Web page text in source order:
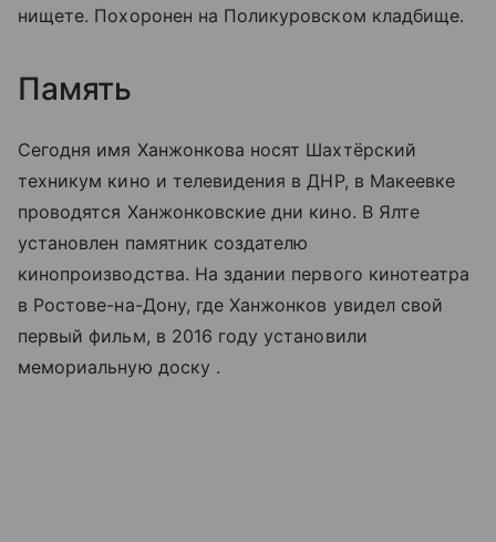
нищете. Похоронен на Поликуровском кладбище.
Память
Сегодня имя Ханжонкова носят Шахтёрский
техникум кино и телевидения в ДНР, в Макеевке
проводятся Ханжонковские дни кино. В Ялте
установлен памятник создателю
кинопроизводства. На здании первого кинотеатра
в Ростове-на-Дону, где Ханжонков увидел свой
первый фильм, в 2016 году установили
мемориальную доску .